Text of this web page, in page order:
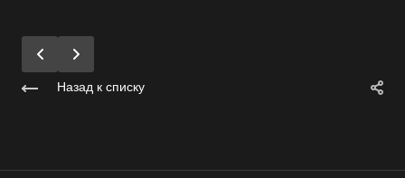
Назад к списку